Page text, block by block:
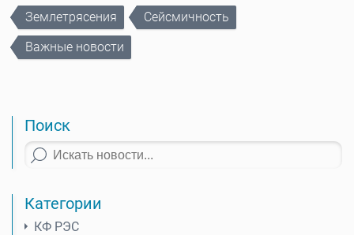
Землетрясения
Сейсмичность
Важные новости
Поиск
Категории
КФ РЭС